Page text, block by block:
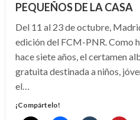
PEQUEÑOS DE LA CASA
Del 11 al 23 de octubre,
edición del FCM-PNR. Como
hace siete años, el certamen
gratuita destinada a niños,
el…
¡Compártelo!